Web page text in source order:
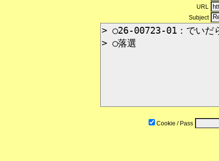
URL
Subject
Cookie / Pass